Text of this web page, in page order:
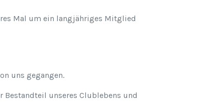
Mal um ein langjähriges Mitglied
uns gegangen.
unseres Clublebens und